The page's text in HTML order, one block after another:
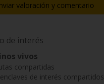
valoración y comentario
de interés
vivos
compartidas
de interés compartidos